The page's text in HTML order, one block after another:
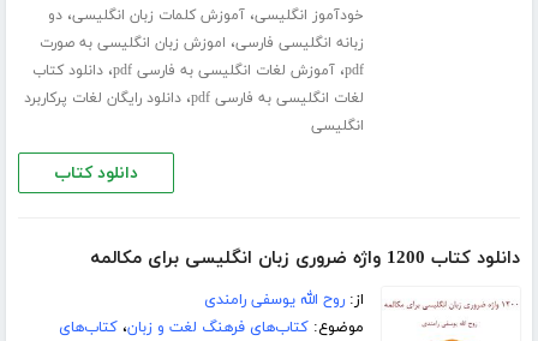
خودآموز انگلیسی،آموزش کلمات زبان انگلیسی،دو
زبانه انگلیسی فارسی، اموزش زبان انگلیسی به صورت
pdf،آموزش لغات انگلیسی به فارسی pdf ،دانلود کتاب
لغات انگلیسی به فارسی pdf
،دانلود رایگان لغات پرکاربرد
انگلیسی
دانلود کتاب
دانلود کتاب 1200 واژه ضروری زبان انگلیسی برای مکالمه
از:روح الله یوسفی رامندی
موضوع:کتاب‌های فرهنگ لغت و زبان،کتاب‌های